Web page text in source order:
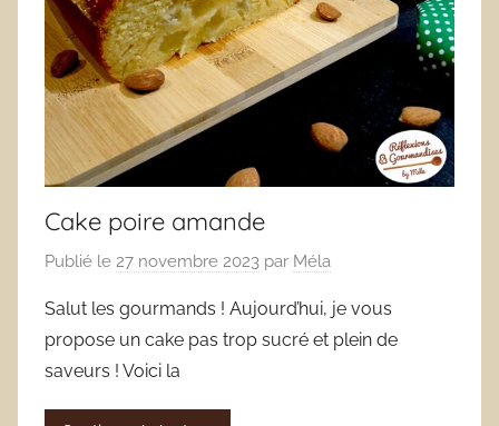
Cake poire amande
Publié le 27 novembre 2023 par Méla
Salut les gourmands ! Aujourd’hui, je vous
propose un cake pas trop sucré et plein de
saveurs ! Voici la